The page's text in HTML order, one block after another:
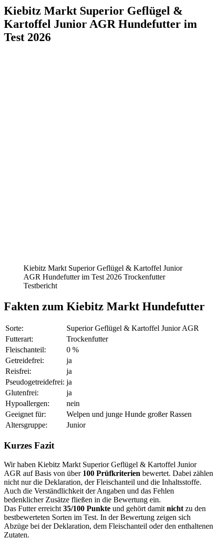
Kiebitz Markt Superior Geflügel &
Kartoffel Junior AGR Hundefutter im
Test 2026
Kiebitz Markt Superior Geflügel & Kartoffel Junior
AGR Hundefutter im Test 2026 Trockenfutter
Testbericht
Fakten zum Kiebitz Markt Hundefutter
Sorte:
Superior Geflügel & Kartoffel Junior AGR
Futterart:
Trockenfutter
Fleischanteil:
0 %
Getreidefrei:
ja
Reisfrei:
ja
Pseudogetreidefrei: ja
Glutenfrei:
ja
Hypoallergen:
nein
Geeignet für:
Welpen und junge Hunde großer Rassen
Altersgruppe:
Junior
Kurzes Fazit
Wir haben Kiebitz Markt Superior Geflügel & Kartoffel Junior
AGR auf Basis von über 100 Prüfkriterien bewertet. Dabei zählen
nicht nur die Deklaration, der Fleischanteil und die Inhaltsstoffe.
Auch die Verständlichkeit der Angaben und das Fehlen
bedenklicher Zusätze fließen in die Bewertung ein.
Das Futter erreicht 35/100 Punkte und gehört damit nicht zu den
bestbewerteten Sorten im Test. In der Bewertung zeigen sich
Abzüge bei der Deklaration, dem Fleischanteil oder den enthaltenen
Zutaten.